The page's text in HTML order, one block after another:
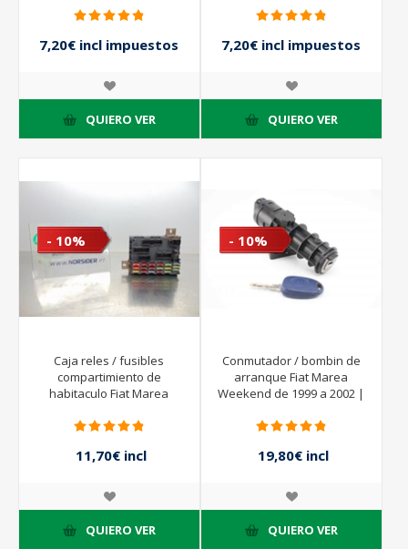
7,20€ incl impuestos
QUIERO VER
7,20€ incl impuestos
QUIERO VER
- 10%
Caja reles / fusibles
compartimiento de
habitaculo Fiat Marea
46443390
11,70€ incl
impuestos
QUIERO VER
- 10%
Conmutador / bombin de
arranque Fiat Marea
Weekend de 1999 a 2002 |
19,80€ incl
impuestos
QUIERO VER